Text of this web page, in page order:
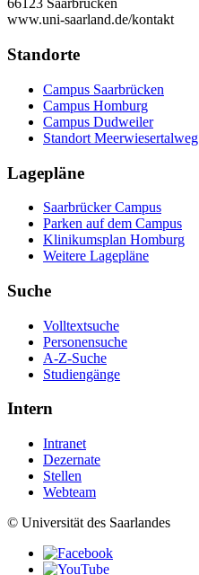
66123 Saarbrücken
www.uni-saarland.de/kontakt
Standorte
Campus Saarbrücken
Campus Homburg
Campus Dudweiler
Standort Meerwiesertalweg
Lagepläne
Saarbrücker Campus
Parken auf dem Campus
Klinikumsplan Homburg
Weitere Lagepläne
Suche
Volltextsuche
Personensuche
A-Z-Suche
Studiengänge
Intern
Intranet
Dezernate
Stellen
Webteam
© Universität des Saarlandes